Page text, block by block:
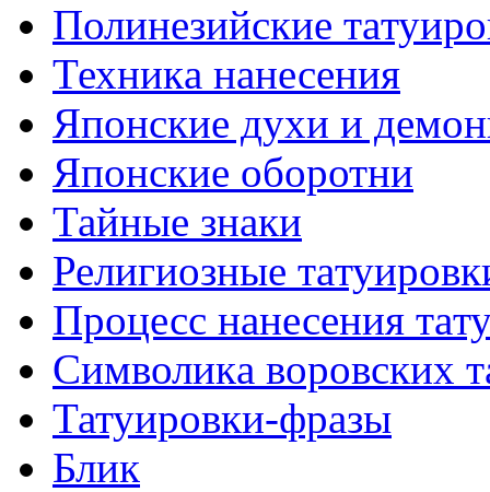
Полинезийские
Техникa нанесения
Японские духи и
Японские оборотни
Тайные знаки
Религиозные
Процесс нанесения
Символикa воровских
Татуировки-фразы
Блик